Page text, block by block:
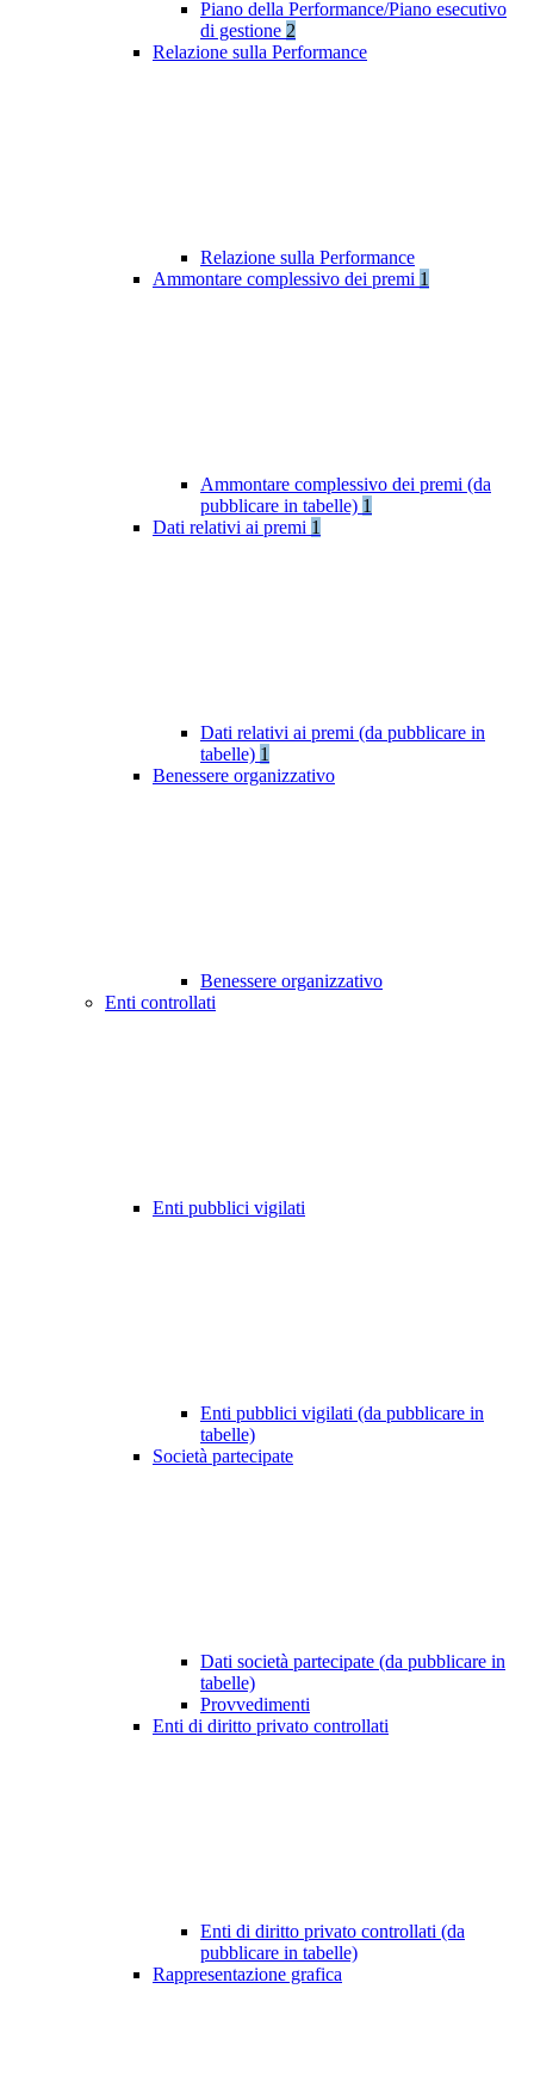
Piano della Performance/Piano esecutivo
di gestione 2
Relazione sulla Performance
Relazione sulla Performance
Ammontare complessivo dei premi 1
Ammontare complessivo dei premi (da
pubblicare in tabelle) 1
Dati relativi ai premi 1
Dati relativi ai premi (da pubblicare in
tabelle) 1
Benessere organizzativo
Benessere organizzativo
Enti controllati
Enti pubblici vigilati
Enti pubblici vigilati (da pubblicare in
tabelle)
Società partecipate
Dati società partecipate (da pubblicare in
tabelle)
Provvedimenti
Enti di diritto privato controllati
Enti di diritto privato controllati (da
pubblicare in tabelle)
Rappresentazione grafica